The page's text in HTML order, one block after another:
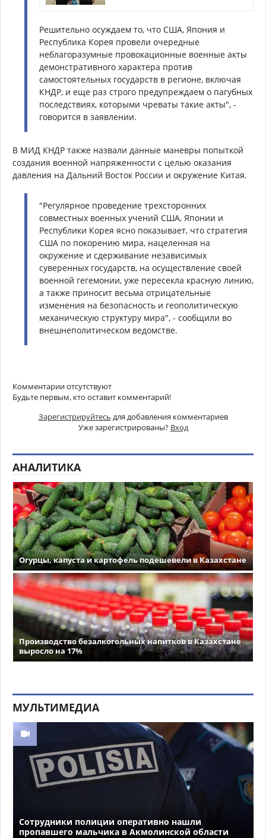
Решительно осуждаем то, что США, Япония и
Республика Корея провели очередные
неблагоразумные провокационные военные акты
демонстративного характера против
самостоятельных государств в регионе, включая
КНДР, и еще раз строго предупреждаем о пагубных
последствиях, которыми чреваты такие акты", -
говорится в заявлении.
В МИД КНДР также назвали данные маневры попыткой
создания военной напряженности с целью оказания
давления на Дальний Восток России и окружение Китая.
"Регулярное проведение трехсторонних
совместных военных учений США, Японии и
Республики Корея ясно показывает, что стратегия
США по покорению мира, нацеленная на
окружение и сдерживание независимых
суверенных государств, на осуществление своей
военной гегемонии, уже пересекла красную линию,
а также приносит весьма отрицательные
изменения на безопасность и геополитическую
механическую структуру мира", - сообщили во
внешнеполитическом ведомстве.
Комментарии отсутствуют
Будьте первым, кто оставит комментарий!
Зарегистрируйтесь для добавления комментариев
Уже зарегистрированы? Вход
АНАЛИТИКА
Огурцы, капуста и картофель подешевели в Казахстане
Производство безалкогольных напитков в Казахстане
выросло на 17%
МУЛЬТИМЕДИА
Сотрудники полиции оперативно нашли
пропавшего мальчика в Акмолинской области